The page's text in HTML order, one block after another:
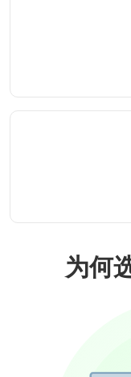
为何